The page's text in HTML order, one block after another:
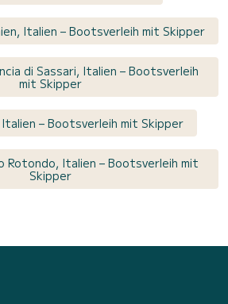
Italien – Bootsverleih mit Skipper
di Sassari, Italien – Bootsverleih
mit Skipper
– Bootsverleih mit Skipper
Rotondo, Italien – Bootsverleih mit
Skipper